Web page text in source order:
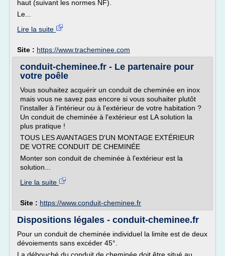
haut (suivant les normes NF).
Le...
Lire la suite
Site : https://www.tracheminee.com
conduit-cheminee.fr - Le partenaire pour
votre poêle
Vous souhaitez acquérir un conduit de cheminée en inox
mais vous ne savez pas encore si vous souhaiter plutôt
l'installer à l'intérieur ou à l'extérieur de votre habitation ?
Un conduit de cheminée à l'extérieur est LA solution la
plus pratique !
TOUS LES AVANTAGES D'UN MONTAGE EXTÉRIEUR
DE VOTRE CONDUIT DE CHEMINÉE
Monter son conduit de cheminée à l'extérieur est la
solution...
Lire la suite
Site : https://www.conduit-cheminee.fr
Dispositions légales - conduit-cheminee.fr
Pour un conduit de cheminée individuel la limite est de deux
dévoiements sans excéder 45°.